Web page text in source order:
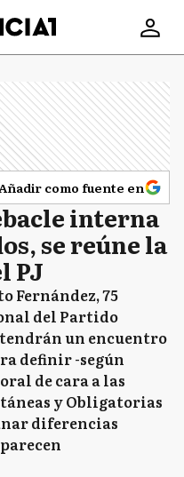
como fuente en
interna
se reúne la
PJ
Fernández, 75
del Partido
un encuentro
definir -según
de cara a las
y Obligatorias
diferencias